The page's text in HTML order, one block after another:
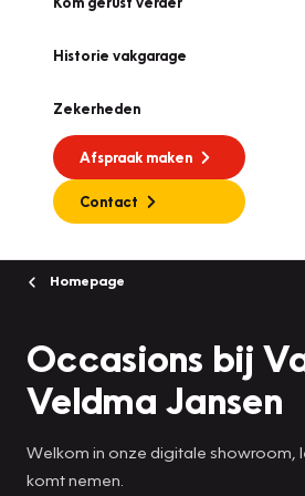
Historie vakgarage
Zekerheden
Afspraak maken
Contact
Homepage
Occasions bij
Veldma Jansen
Welkom in onze digitale showroom,
komt nemen.